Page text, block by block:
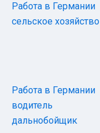
Работа в Германии
сельское хозяйство
Работа в Германии
водитель
дальнобойщик